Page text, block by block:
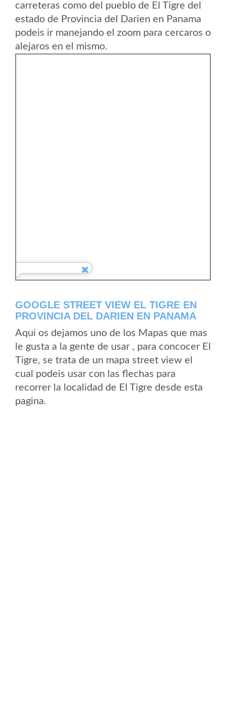
carreteras como del pueblo de El Tigre del
estado de Provincia del Darien en Panama
podeis ir manejando el zoom para cercaros o
alejaros en el mismo.
GOOGLE STREET VIEW EL TIGRE EN
PROVINCIA DEL DARIEN EN PANAMA
Aqui os dejamos uno de los Mapas que mas
le gusta a la gente de usar , para concocer El
Tigre, se trata de un mapa street view el
cual podeis usar con las flechas para
recorrer la localidad de El Tigre desde esta
pagina.